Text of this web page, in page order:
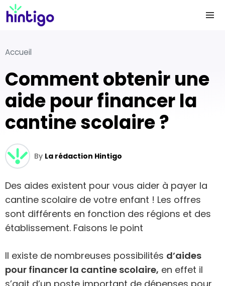
Accueil
Comment obtenir une
aide pour financer la
cantine scolaire ?
By La rédaction Hintigo
Des aides existent pour vous aider à payer la
cantine scolaire de votre enfant ! Les offres
sont différents en fonction des régions et des
établissement. Faisons le point
Il existe de nombreuses possibilités d’aides
pour financer la cantine scolaire, en effet il